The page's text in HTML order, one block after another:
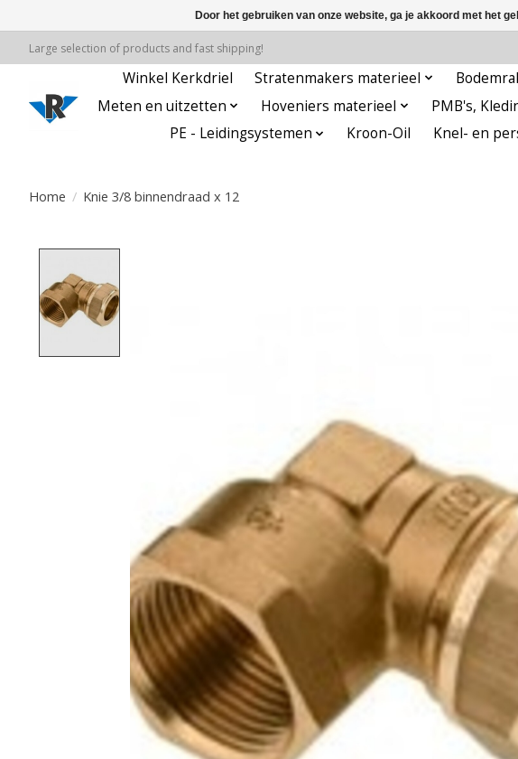
Large selection of products and fast shipping!
Winkel Kerkdriel Stratenmakers materieel
Meten en uitzetten
Hoveniers materieel PMB's,
PE - Leidingsystemen
Kroon-Oil Knel- en
Home / Knie 3/8 binnendraad x 12
Door het gebruiken van onze website, ga je akkoord met het